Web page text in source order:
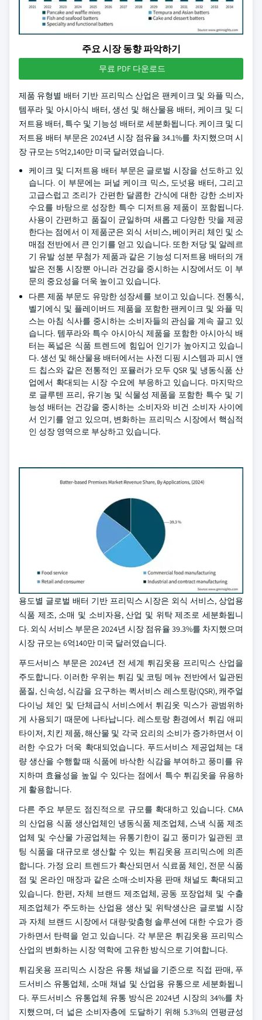
주요 시장 동향 파악하기
무료 PDF 다운로드
제품 유형별 배터 기반 프리믹스 산업은 팬케이크 및 와플 믹스,
템푸라 및 아시아식 배터, 생선 및 해산물용 배터, 케이크 및 디
저트용 배터, 특수 및 기능성 배터로 세분화됩니다. 케이크 및 디
저트용 배터 부문은 2024년 시장 점유율 34.1%를 차지했으며 시
장 규모는 5억2,140만 미국 달러였습니다.
케이크 및 디저트용 배터 부문은 글로벌 시장을 선도하고 있
습니다. 이 부문에는 퍼널 케이크 믹스, 도넛용 배터, 그리고
고급스럽고 조리가 간편한 달콤한 간식에 대한 강한 소비자
수요를 바탕으로 성장한 특수 디저트용 제품이 포함됩니다.
사용이 간편하고 품질이 균일하며 새롭고 다양한 맛을 제공
한다는 점에서 이 제품군은 외식 서비스, 베이커리 체인 및 소
매점 전반에서 큰 인기를 얻고 있습니다. 또한 저당 및 알레르
기 유발 성분 무첨가 제품과 같은 기능성 디저트용 배터의 개
발은 전통 시장뿐 아니라 건강을 중시하는 시장에서도 이 부
문의 중요성을 더욱 높이고 있습니다.
다른 제품 부문도 유망한 성장세를 보이고 있습니다. 전통식,
벨기에식 및 플레이버드 제품을 포함한 팬케이크 및 와플 믹
스는 아침 식사를 중시하는 소비자들의 관심을 계속 끌고 있
습니다. 템푸라와 특수 아시아식 제품을 포함한 아시아식 배
터는 폭넓은 식품 트렌드에 힘입어 인기가 높아지고 있습니
다. 생선 및 해산물용 배터에서는 사전 디핑 시스템과 피시 앤
드 칩스와 같은 전통적인 포뮬러가 모두 QSR 및 냉동식품 산
업에서 확대되는 시장 수요에 부응하고 있습니다. 마지막으
로 글루텐 프리, 유기농 및 식물성 제품을 포함한 특수 및 기
능성 배터는 건강을 중시하는 소비자와 비건 소비자 사이에
서 인기를 얻고 있으며, 변화하는 프리믹스 시장에서 핵심적
인 성장 영역으로 부상하고 있습니다.
용도별 글로벌 배터 기반 프리믹스 시장은 외식 서비스, 상업용
식품 제조, 소매 및 소비자용, 산업 및 위탁 제조로 세분화됩니
다. 외식 서비스 부문은 2024년 시장 점유율 39.3%를 차지했으며
시장 규모는 6억140만 미국 달러였습니다.
푸드서비스 부문은 2024년 전 세계 튀김옷용 프리믹스 산업을
주도합니다. 이러한 우위는 튀김 및 코팅 메뉴 전반에서 일관된
품질, 신속성, 식감을 요구하는 퀵서비스 레스토랑(QSR), 캐주얼
다이닝 체인 및 단체급식 서비스에서 튀김옷 믹스가 광범위하
게 사용되기 때문에 나타납니다. 레스토랑 환경에서 튀김 애피
타이저, 치킨 제품, 해산물 및 각국 요리의 소비가 증가하면서 이
러한 수요가 더욱 확대되었습니다. 푸드서비스 제공업체는 대
량 생산을 수행할 때 식품에 바삭한 식감을 부여하고 풍미를 유
지하며 효율성을 높일 수 있다는 점에서 특수 튀김옷을 유용하
게 활용합니다.
다른 주요 부문도 점진적으로 규모를 확대하고 있습니다. CMA
의 산업용 식품 생산업체인 냉동식품 제조업체, 스낵 식품 제조
업체 및 수산물 가공업체는 유통기한이 길고 풍미가 일관된 코
팅 식품을 대규모로 생산할 수 있는 튀김옷용 프리믹스에 의존
합니다. 가정 요리 트렌드가 확산되면서 식료품 체인, 전문 식품
점 및 온라인 매장과 같은 소매·소비자용 판매 채널도 확대되고
있습니다. 한편, 자체 브랜드 제조업체, 공동 포장업체 및 수출
제조업체가 주도하는 산업용 생산 및 위탁생산은 글로벌 시장
과 자체 브랜드 시장에서 대량·맞춤형 솔루션에 대한 수요가 증
가하면서 탄력을 얻고 있습니다. 각 부문은 튀김옷용 프리믹스
산업의 변화하는 시장 역학에 고유한 방식으로 기여합니다.
튀김옷용 프리믹스 시장은 유통 채널을 기준으로 직접 판매, 푸
드서비스 유통업체, 소매 채널 및 산업용 유통으로 세분화됩니
다. 푸드서비스 유통업체 유통 방식은 2024년 시장의 34%를 차
지했으며, 더 넓은 소비자층에 도달하기 위해 5.3%의 연평균성